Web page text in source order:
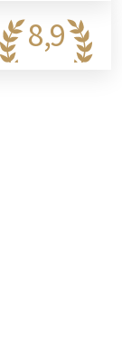
in het
8,9